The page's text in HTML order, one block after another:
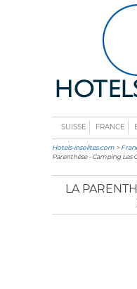
SUISSE FRANCE
Hotels-insolites.com >
Parenthèse - Camping Les
LA